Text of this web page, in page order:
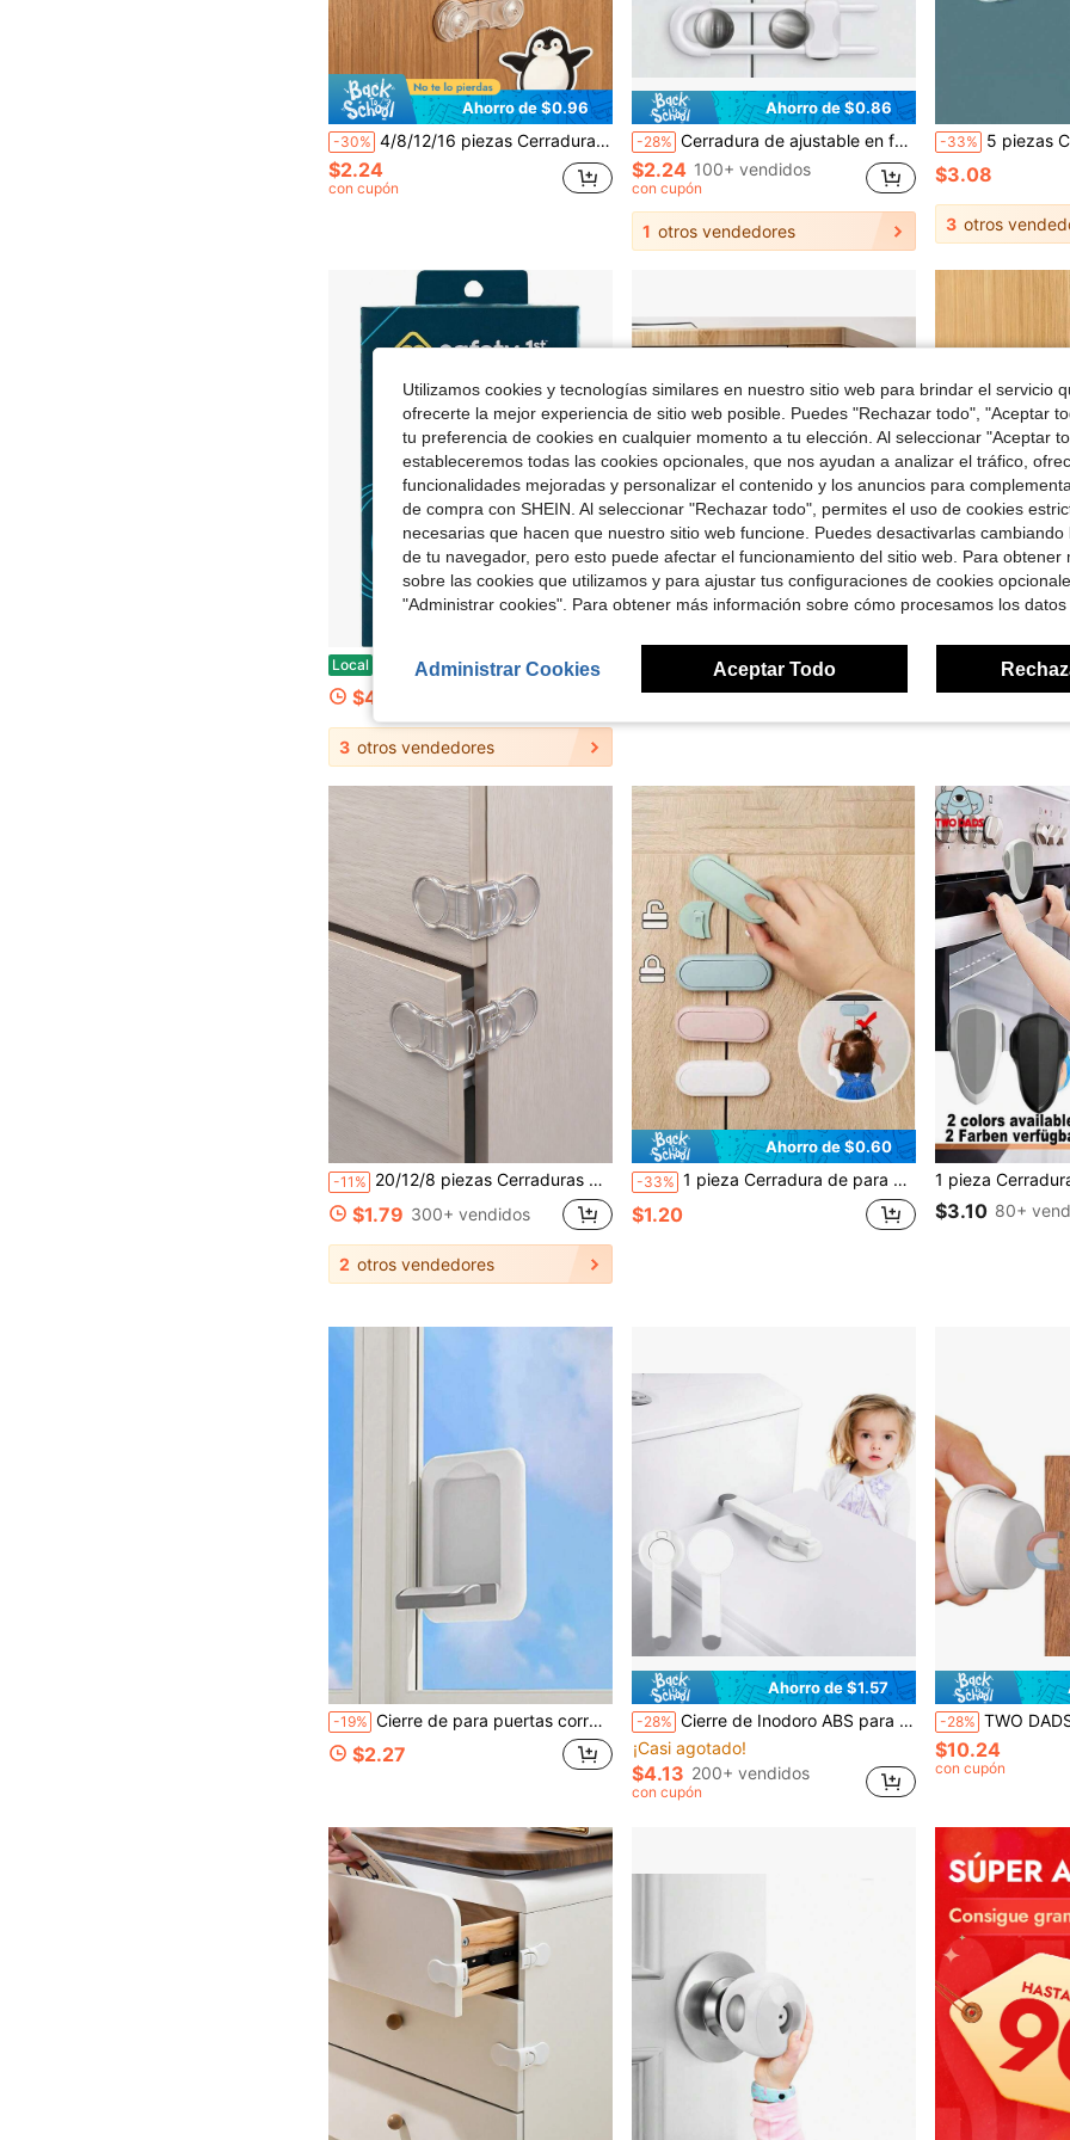
Ahorro de $0.96
-30% 4/8/12/16 piezas Cerraduras de para niños para cajones, armarios, refrigeradores, puertas, etc.
$2.24
con cupón
Ahorro de $0.86
-28% Cerradura de ajustable en forma de U para bebés, adecuada para cajones, refrigeradores, gabinetes | Cerradura moderna a prueba de bebés para gabinetes con pestillo de adicional
$2.24 100+ vendidos
con cupón
1 otros vendedores
-33% 5 piezas Cerraduras de para cajones, cerraduras
$3.08
3 otros
Local -45% Cubiertas de pomo de puerta con agarre para padres Safety 1st, blanco, talla única, 4 unidades (paquete de 1) (HS3260600), el embalaje puede variar
$4.17
3 otros vendedores
10 piezas Cerraduras para puertas de gabinete adecuadas para protección de bebés y infantil, con pestillos adhesivos para puertas de niños, adecuadas para cajones de cocina, gabinetes, refrigeradores, armarios, salas de almacenamiento
$1.44
Protector de Puerta Anti-Atrapamiento, Tope de Puerta de Protección
$2.76
-11% 20/12/8 piezas Cerraduras de cajón en ángulo - Cerraduras de para niños, cerraduras para refrigerador, material de plástico, sin necesidad de perforar, adecuadas para guarderías y el hogar
$1.79 300+ vendidos
2 otros vendedores
Ahorro de $0.60
-33% 1 pieza Cerradura de para niños, cerradura de puerta de nevera, congelador y gabinete sin necesidad de taladrar, protección contra pellizcos para bebés y niños pequeños - regalo decorativo para baby shower y familia
$1.20 $3.10 80+
-19% Cierre de para puertas corredizas de vidrio, bloqueo multifuncional para ventanas corredizas para protección de niños y mascotas, sin necesidad de herramientas de perforación
$2.27
Ahorro de $1.57
-28% Cierre de Inodoro ABS para Niños Bloqueo de Tapa de Inodoro Anti-Apertura para Bebés Evita que Gatos y Perros Abran el Inodoro Adecuado para la Mayoría de Inodoros Sin Herramientas Requeridas Instalación Fácil Regalo de Navidad y Halloween para Nuevas Mamás
¡Casi agotado!
$4.13 200+ vendidos
con cupón
-28% TWO DADS 8 piezas Cerraduras magnéticas para
$10.24
con cupón
Utilizamos cookies y tecnologías similares en nuestro sitio web para brindar el servicio
ofrecerte la mejor experiencia de sitio web posible. Puedes "Rechazar todo", "Aceptar
tu preferencia de cookies en cualquier momento a tu elección. Al seleccionar "Aceptar
estableceremos todas las cookies opcionales, que nos ayudan a analizar el tráfico,
funcionalidades mejoradas y personalizar el contenido y los anuncios para
de compra con SHEIN. Al seleccionar "Rechazar todo", permites el uso de cookies
necesarias que hacen que nuestro sitio web funcione. Puedes desactivarlas cambiando
de tu navegador, pero esto puede afectar el funcionamiento del sitio web. Para obtener
sobre las cookies que utilizamos y para ajustar tus configuraciones de cookies
"Administrar cookies". Para obtener más información sobre cómo procesamos los datos
Administrar Cookies Aceptar Todo